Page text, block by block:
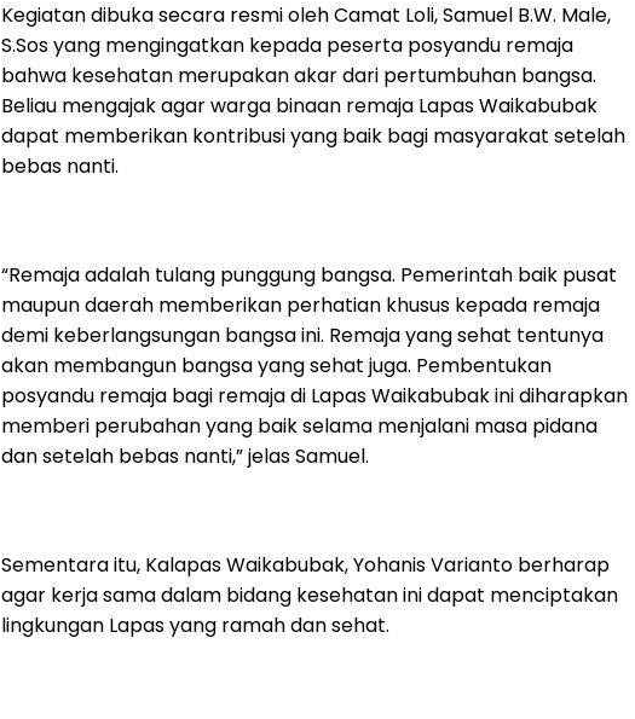
Kegiatan dibuka secara resmi oleh Camat Loli, Samuel B.W. Male,
S.Sos yang mengingatkan kepada peserta posyandu remaja
bahwa kesehatan merupakan akar dari pertumbuhan bangsa.
Beliau mengajak agar warga binaan remaja Lapas Waikabubak
dapat memberikan kontribusi yang baik bagi masyarakat setelah
bebas nanti.
“Remaja adalah tulang punggung bangsa. Pemerintah baik pusat
maupun daerah memberikan perhatian khusus kepada remaja
demi keberlangsungan bangsa ini. Remaja yang sehat tentunya
akan membangun bangsa yang sehat juga. Pembentukan
posyandu remaja bagi remaja di Lapas Waikabubak ini diharapkan
memberi perubahan yang baik selama menjalani masa pidana
dan setelah bebas nanti,” jelas Samuel.
Sementara itu, Kalapas Waikabubak, Yohanis Varianto berharap
agar kerja sama dalam bidang kesehatan ini dapat menciptakan
lingkungan Lapas yang ramah dan sehat.